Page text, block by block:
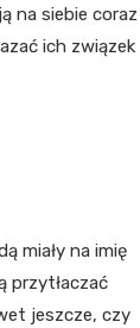
na siebie coraz
ich związek
miały na imię
przytłaczać
jeszcze, czy